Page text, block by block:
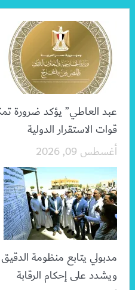
عبد العاطي” يؤكد ضرورة
قوات الاستقرار الدولية
أغسطس 09, 2026
مدبولي يتابع منظومة
ويشدد على إحكام الرقابة